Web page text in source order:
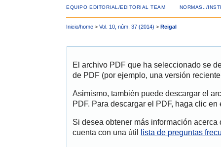
EQUIPO EDITORIAL/EDITORIAL TEAM NORMAS../
Inicio/home >Vol. 10, núm. 37 (2014) >Reigal
El archivo PDF que ha seleccionado se
de PDF (por ejemplo, una versión
Asimismo, también puede descargar el
PDF. Para descargar el PDF, haga clic
Si desea obtener más información
cuenta con una útil
lista de preguntas